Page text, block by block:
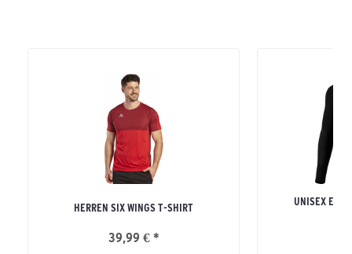
HERREN SIX WINGS T-SHIRT
39,99 € *
UNISEX